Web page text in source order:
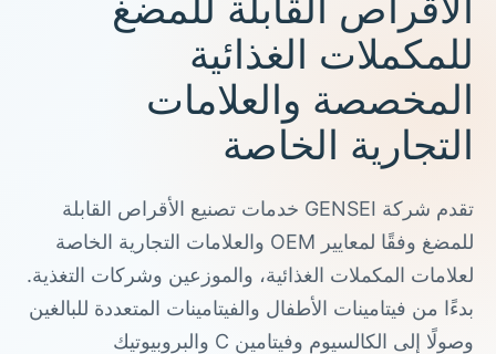
للمكملات الغذائية
المخصصة والعلامات
التجارية الخاصة
تقدم شركة GENSEI خدمات تصنيع الأقراص القابلة
للمضغ وفقًا لمعايير OEM والعلامات التجارية الخاصة
لعلامات المكملات الغذائية، والموزعين وشركات التغذية.
بدءًا من فيتامينات الأطفال والفيتامينات المتعددة للبالغين
وصولًا إلى الكالسيوم وفيتامين C والبروبيوتيك